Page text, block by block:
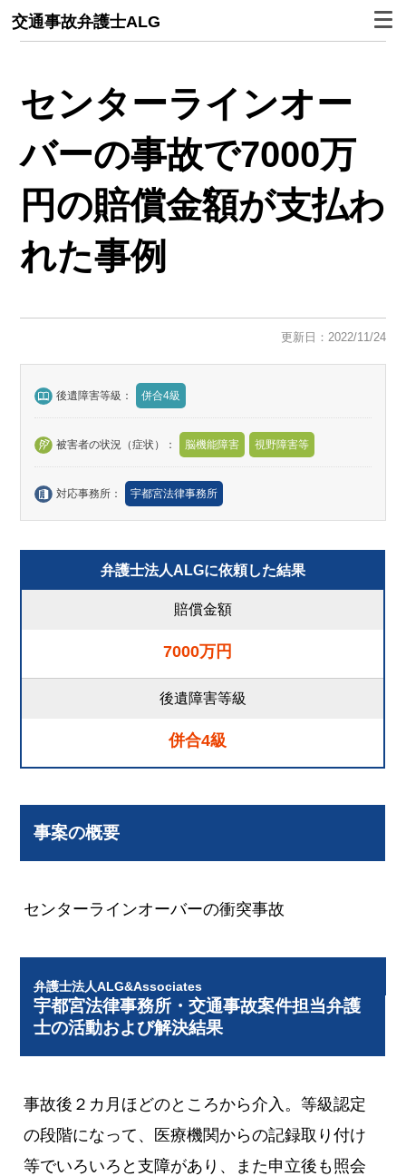
交通事故弁護士ALG
センターラインオー
バーの事故で7000万
円の賠償金額が支払わ
れた事例
更新日：2022/11/24
後遺障害等級： 併合4級
被害者の状況（症状）： 脳機能障害 視野障害等
対応事務所： 宇都宮法律事務所
弁護士法人ALGに依頼した結果
賠償金額
7000万円
後遺障害等級
併合4級
事案の概要
センターラインオーバーの衝突事故
弁護士法人ALG&Associates
宇都宮法律事務所・交通事故案件担当弁護
士の活動および解決結果
事故後２カ月ほどのところから介入。等級認定
の段階になって、医療機関からの記録取り付け
等でいろいろと支障があり、また申立後も照会